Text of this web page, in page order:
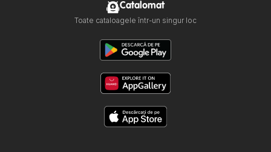
Catalomat
Toate cataloagele într-un singur loc